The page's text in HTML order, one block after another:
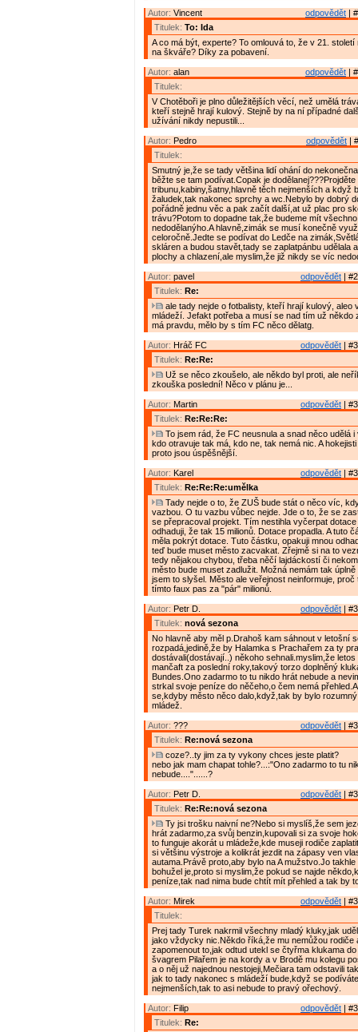
odpovědět |
Autor: Vincent
Titulek: To: Ida
A co má být, experte? To omlouvá to, že v 21. století
na škváře? Díky za pobavení.
odpovědět |
Autor: alan
Titulek:
V Chotěboři je plno důležitějších věcí, než umělá
kteří stejně hrají kulový. Stejně by na ní případné
užívání nikdy nepustili...
odpovědět |
Autor: Pedro
Titulek:
Smutný je,že se tady většina lidí ohání do
běžte se tam podívat.Copak je dodělanej???Projděte
tribunu,kabiny,šatny,hlavně těch nejmenších a když
žaludek,tak nakonec sprchy a wc.Nebylo by dobrý
pořádně jednu věc a pak začít další,at už plac pro
trávu?Potom to dopadne tak,že budeme mít
nedodělanýho.A hlavně,zimák se musí konečně
celoročně.Jedte se podívat do Ledče na
skláren a budou stavět,tady se zaplatpánbu udělala
plochy a chlazení,ale myslim,že již nikdy se víc
odpovědět |
Autor: pavel
Titulek: Re:
ale tady nejde o fotbalisty, kteří hrají kulový, aleo
mládeží. Jefakt potřeba a musí se nad tím už někdo
má pravdu, mělo by s tím FC něco dělatg.
odpovědět |
Autor: Hráč FC
Titulek: Re:Re:
Už se něco zkoušelo, ale někdo byl proti, ale
zkouška poslední! Něco v plánu je...
odpovědět |
Autor: Martin
Titulek: Re:Re:Re:
To jsem rád, že FC neusnula a snad něco udělá i
kdo otravuje tak má, kdo ne, tak nemá nic. A
proto jsou úspěšnější.
odpovědět |
Autor: Karel
Titulek: Re:Re:Re:umělka
Tady nejde o to, že ZUŠ bude stát o něco víc,
vazbou. O tu vazbu vůbec nejde. Jde o to, že se
se přepracoval projekt. Tím nestihla vyčerpat
odhaduji, že tak 15 milionů. Dotace propadla. A tuto
měla pokrýt dotace. Tuto částku, opakuji mnou
teď bude muset město zacvakat. Zřejmě si na to
tedy nějakou chybou, třeba něčí lajdáckostí či
město bude muset zadlužit. Možná nemám tak
jsem to slyšel. Město ale veřejnost neinformuje, proč
tímto faux pas za "pár" milionů.
odpovědět |
Autor: Petr D.
Titulek: nová sezona
No hlavně aby měl p.Drahoš kam sáhnout v letošní
rozpadá,jedině,že by Halamka s Prachařem za ty
dostávali(dostávají..) někoho sehnali.myslim,že
mančaft za poslední roky,takový torzo doplněný
Bundes.Ono zadarmo to tu nikdo hrát nebude a
strkal svoje peníze do něčeho,o čem nemá
se,kdyby město něco dalo,když,tak by bylo rozumný
mládež.
odpovědět |
Autor: ???
Titulek: Re:nová sezona
coze?..ty jim za ty vykony chces jeste platit?
nebo jak mam chapat tohle?...:"Ono zadarmo to tu
nebude...."......?
odpovědět |
Autor: Petr D.
Titulek: Re:Re:nová sezona
Ty jsi trošku naivní ne?Nebo si myslíš,že sem
hrát zadarmo,za svůj benzin,kupovali si za svoje
to funguje akorát u mládeže,kde museji rodiče
si většinu výstroje a kolikrát jezdit na zápasy ven
autama.Právě proto,aby bylo na A mužstvo.Jo
bohužel je,proto si myslim,že pokud se najde
peníze,tak nad nima bude chtít mít přehled a tak by
odpovědět |
Autor: Mirek
Titulek:
Prej tady Turek nakrmil všechny mladý kluky,jak
jako vždycky nic.Někdo říká,že mu nemůžou rodiče
zapomenout to,jak odtud utekl se čtyřma klukama
švagrem Pilařem je na kordy a v Brodě mu kolegu
a o něj už najednou nestojeji,Mečiara tam odstavili
jak to tady nakonec s mládeží bude,když se
nejmenších,tak to asi nebude to pravý ořechový.
odpovědět |
Autor: Filip
Titulek: Re: